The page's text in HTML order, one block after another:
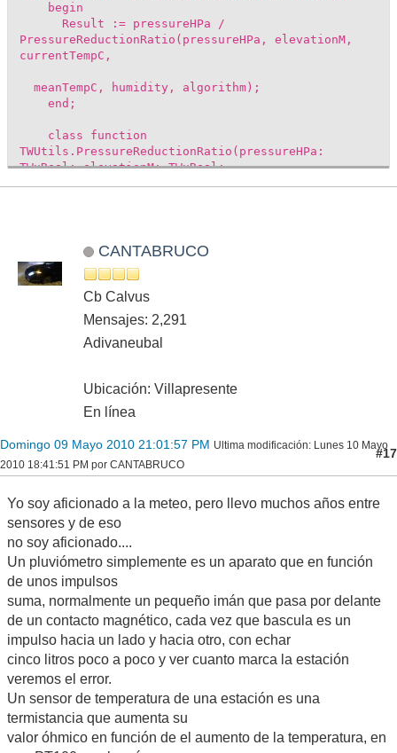
begin
Result := pressureHPa /
PressureReductionRatio(pressureHPa, elevationM,
currentTempC,
meanTempC, humidity, algorithm);
end;
class function
TWUtils.PressureReductionRatio(pressureHPa:
TWxReal; elevationM: TWxReal;
currentTempC: TWxReal;
geopElevationM: TWxReal;
hCorr: TWxReal;
case algorithm of
paUnivie:
// see http://www.univie.ac.at/IMG-
geopElevationM :=
GeopotentialAltitude(elevationM);
Exp(((gravity/gasConstantAir) * geopElevationM)
/ (VirtualTempK(pressureHPa,
meanTempC, humidity) + (geopElevationM *
end;
paDavisVp:
// see
http://www.exploratorium.edu/weather/barometer.htm
l
begin
if (humidity > 0) then begin
hCorr := (9/5) *
HumidityCorrection(currentTempC, elevationM,
humidity, vaDavisVP);
end else begin
hCorr := 0;
end;
// In the case of DavisVp, take the
constant values literally.
Result := Power(10, (MToFt(elevationM)
CANTABRUCO
Cb Calvus
Mensajes: 2,291
Adivaneubal
Ubicación: Villapresente
En línea
Domingo 09 Mayo 2010 21:01:57 PM Ultima modificación: Lunes 10 Mayo
2010 18:41:51 PM por CANTABRUCO
#17
Yo soy aficionado a la meteo, pero llevo muchos años entre
sensores y de eso
no soy aficionado....
Un pluviómetro simplemente es un aparato que en función
de unos impulsos
suma, normalmente un pequeño imán que pasa por delante
de un contacto magnético, cada vez que bascula es un
impulso hacia un lado y hacia otro, con echar
cinco litros poco a poco y ver cuanto marca la estación
veremos el error.
Un sensor de temperatura de una estación es una
termistancia que aumenta su
valor óhmico en función de el aumento de la temperatura, en